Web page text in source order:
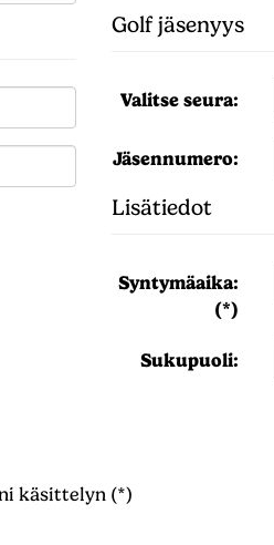
Golf jäsenyys
Valitse seura:
Jäsennumero:
Lisätiedot
Syntymäaika:
(*)
Sukupuoli:
käsittelyn (*)